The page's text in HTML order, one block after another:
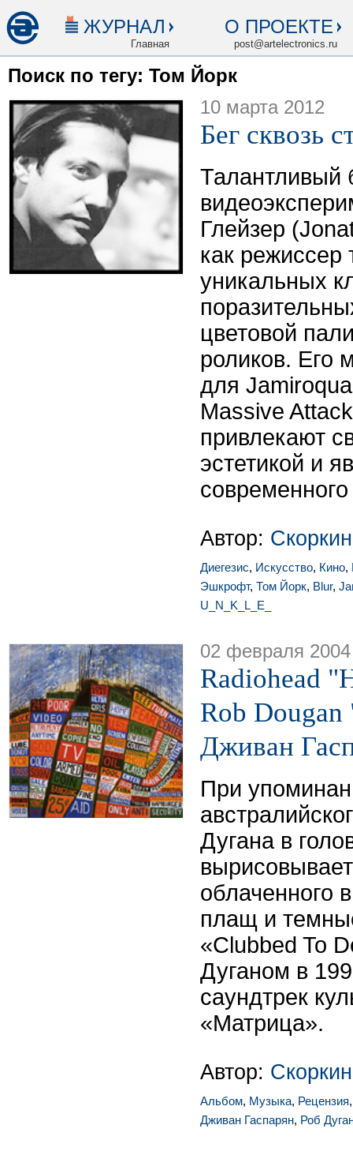
ЖУРНАЛ
Главная
О ПРОЕКТЕ
post@artelectronics.ru
Поиск по тегу: Том Йорк
10 марта 2012
Бег сквозь
Талантливый
Глейзер
как режиссер
уникальных
цветовой
роликов. Его
для
Massive
привлекают
эстетикой и
Автор:
Диегезис, Искусство, Кино,
Эшкрофт, Том Йорк, Blur,
U_N_K_L_E_
02 февраля 2004
Radiohead
Rob
Дживан
При
Дугана в
облаченного
плащ и
«Clubbed To
Дуганом в
саундтрек
«Матрица».
Автор:
Альбом, Музыка, Рецензия
Дживан Гаспарян, Роб